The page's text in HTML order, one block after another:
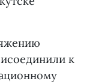
к